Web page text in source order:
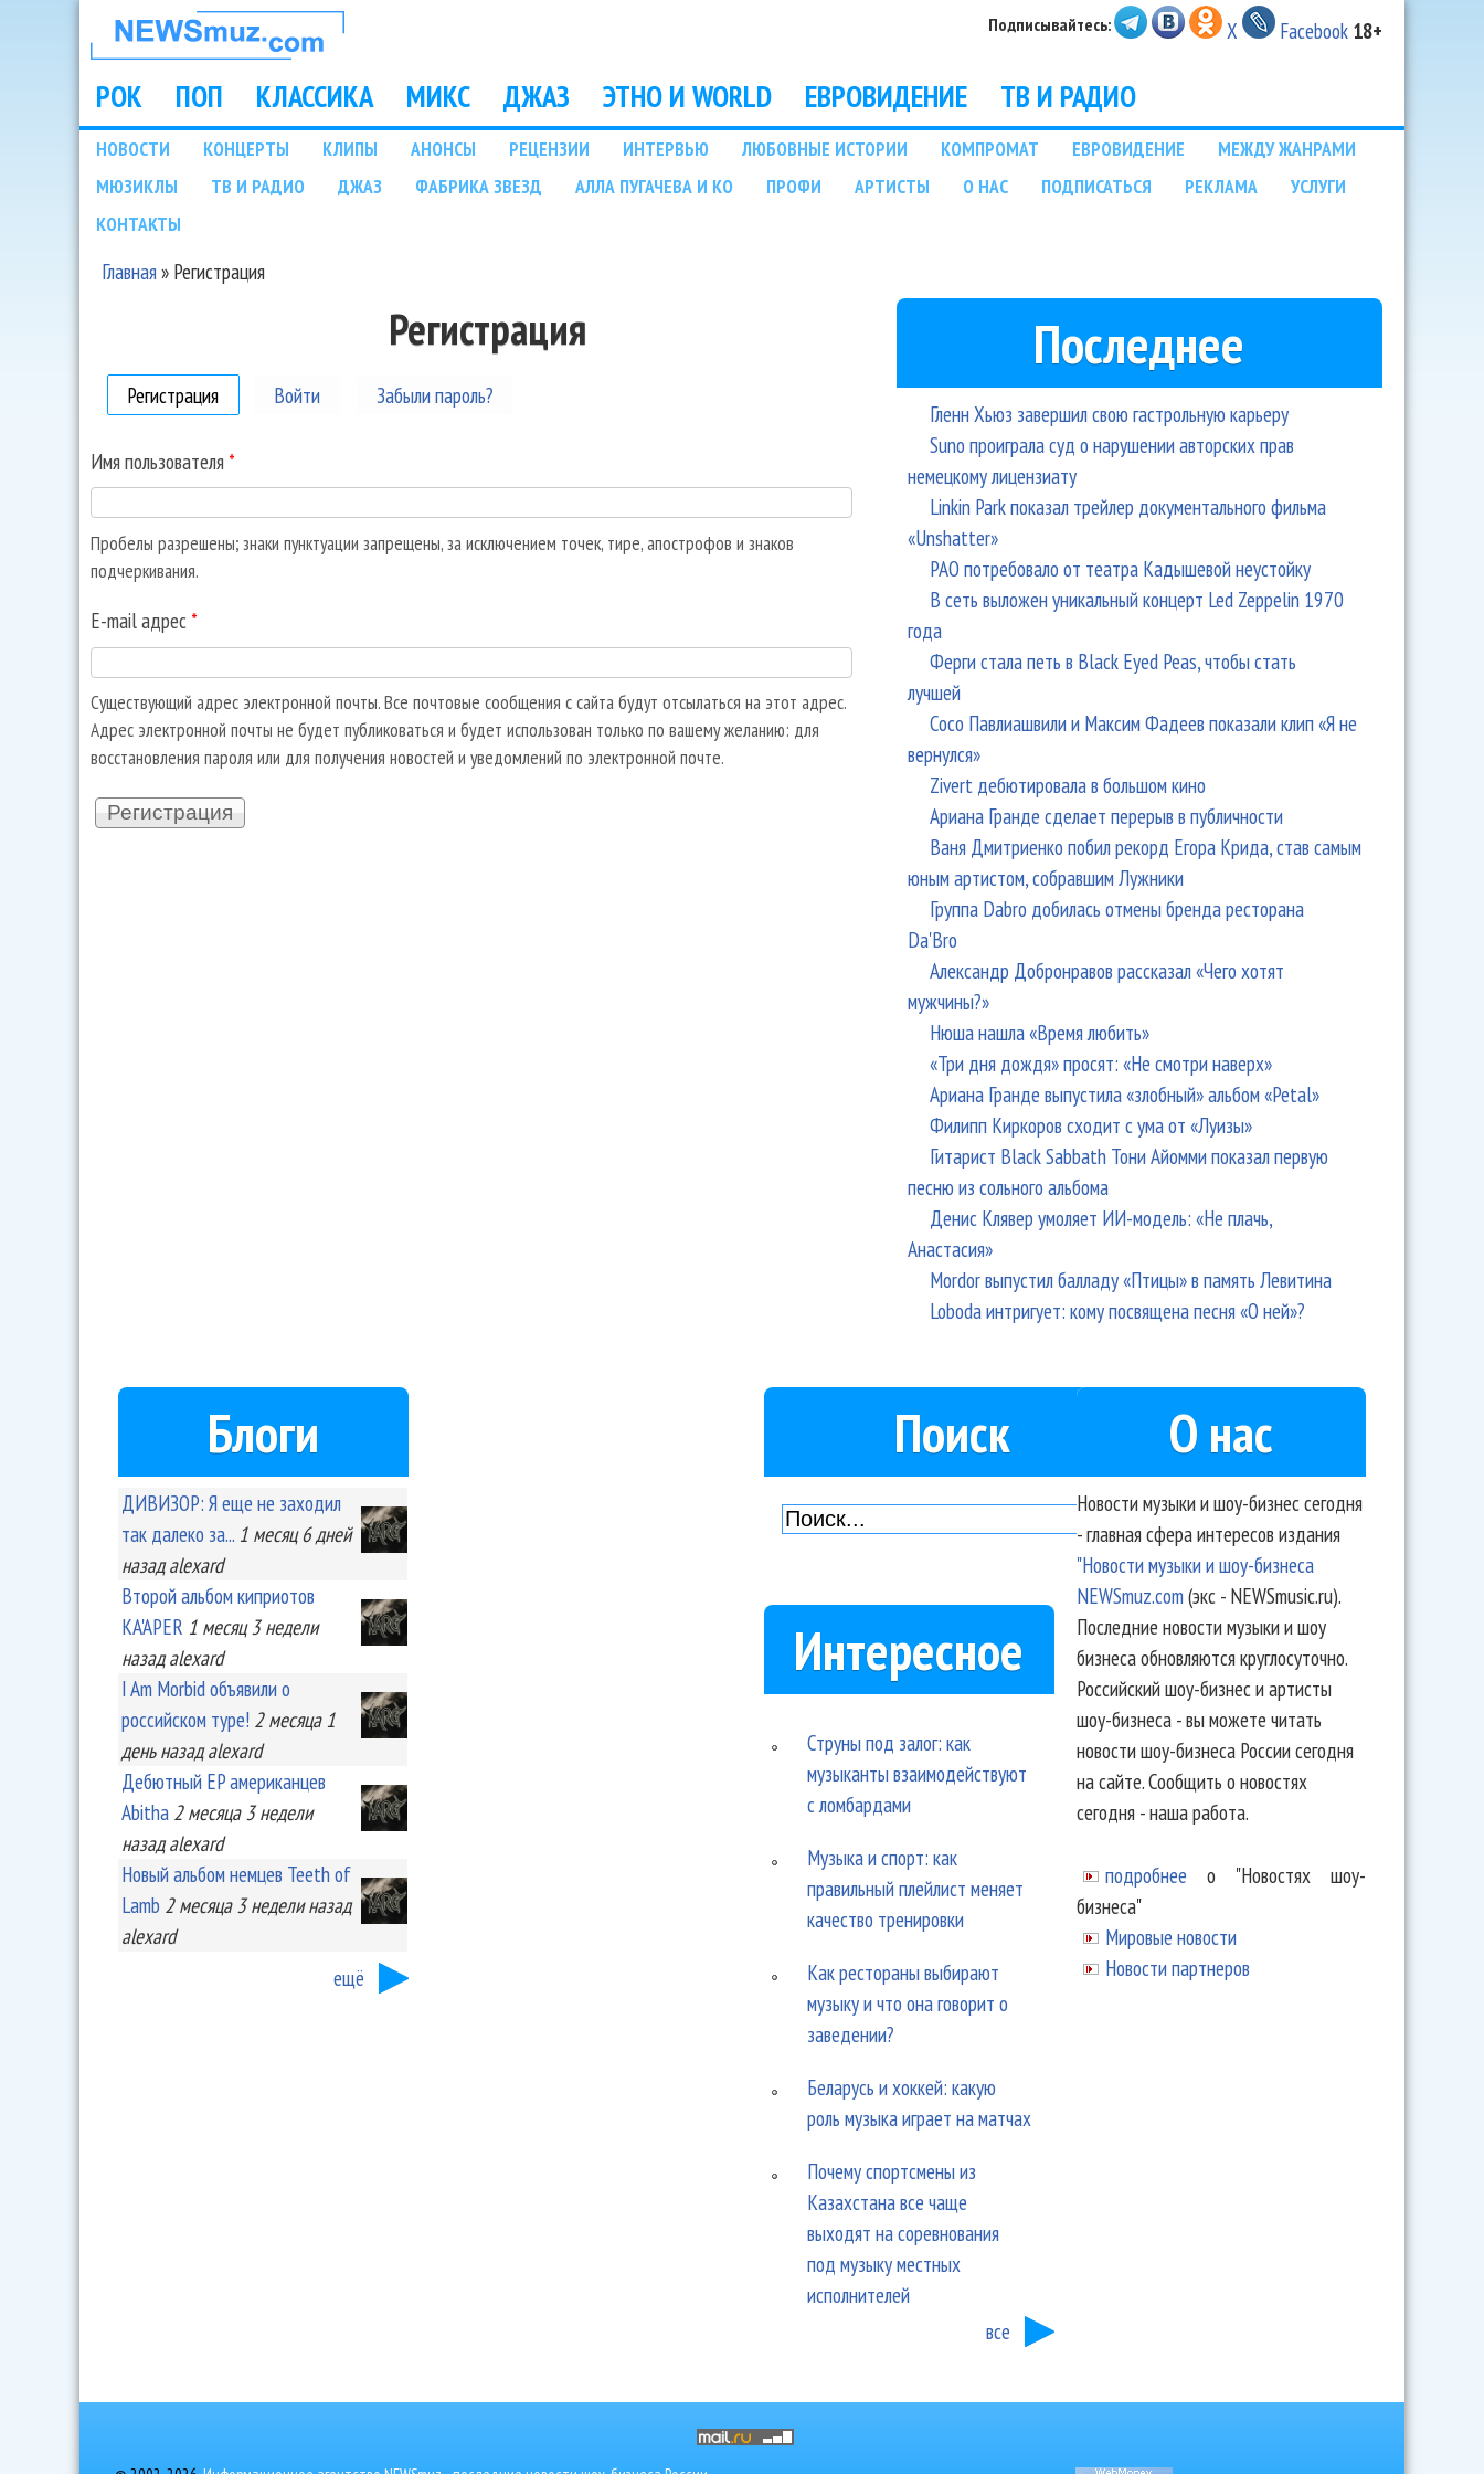
НОВОСТИ
МУЗЫКИ И
ШОУ БИЗНЕСА
NEWSMUZ.COM
Подписывайтесь: X Facebook 18+
Main menu
РОК ПОП КЛАССИКА МИКС ДЖАЗ ЭТНО И WORLD ЕВРОВИДЕНИЕ ТВ И РАДИО
Подразделы
НОВОСТИ КОНЦЕРТЫ КЛИПЫ АНОНСЫ РЕЦЕНЗИИ ИНТЕРВЬЮ ЛЮБОВНЫЕ ИСТОРИИ КОМПРОМАТ ЕВРОВИДЕНИЕ
МЕЖДУ ЖАНРАМИ
МЮЗИКЛЫ
ТВ И РАДИО ДЖАЗ ФАБРИКА ЗВЕЗД АЛЛА ПУГАЧЕВА И КО ПРОФИ АРТИСТЫ О НАС ПОДПИСАТЬСЯ РЕКЛАМА
УСЛУГИ
КОНТАКТЫ
Главная» Регистрация
Регистрация
Регистрация (активная вкладка)
Войти Забыли пароль?
Имя пользователя *
Пробелы разрешены; знаки пунктуации запрещены, за исключением точек, тире, апострофов и знаков
подчеркивания.
E-mail адрес *
Существующий адрес электронной почты. Все почтовые сообщения с сайта будут отсылаться на этот адрес.
Адрес электронной почты не будет публиковаться и будет использован только по вашему желанию: для
восстановления пароля или для получения новостей и уведомлений по электронной почте.
Последнее
Гленн Хьюз завершил свою гастрольную карьеру
Suno проиграла суд о нарушении авторских прав
немецкому лицензиату
Linkin Park показал трейлер документального фильма
«Unshatter»
РАО потребовало от театра Кадышевой неустойку
В сеть выложен уникальный концерт Led Zeppelin 1970
года
Ферги стала петь в Black Eyed Peas, чтобы стать
лучшей
Сосо Павлиашвили и Максим Фадеев показали клип «Я не
вернулся»
Zivert дебютировала в большом кино
Ариана Гранде сделает перерыв в публичности
Ваня Дмитриенко побил рекорд Егора Крида, став самым
юным артистом, собравшим Лужники
Группа Dabro добилась отмены бренда ресторана
Da'Bro
Александр Добронравов рассказал «Чего хотят
мужчины?»
Нюша нашла «Время любить»
«Три дня дождя» просят: «Не смотри наверх»
Ариана Гранде выпустила «злобный» альбом «Petal»
Филипп Киркоров сходит с ума от «Луизы»
Гитарист Black Sabbath Тони Айомми показал первую
песню из сольного альбома
Денис Клявер умоляет ИИ-модель: «Не плачь,
Анастасия»
Mordor выпустил балладу «Птицы» в память Левитина
Loboda интригует: кому посвящена песня «О ней»?
Блоги
ДИВИЗОР: Я еще не заходил
так далеко за... 1 месяц 6 дней
назад alexard
Второй альбом киприотов
KA'APER 1 месяц 3 недели
назад alexard
I Am Morbid объявили о
российском туре! 2 месяца 1
деньназад alexard
Дебютный EP американцев
Abitha 2 месяца 3 недели
назад alexard
Новый альбом немцев Teeth of
Lamb 2 месяца 3 неделиназад
alexard
ещё
Поиск
Интересное
Струны под залог: как
музыканты взаимодействуют
с ломбардами
Музыка и спорт: как
правильный плейлист меняет
качество тренировки
Как рестораны выбирают
музыку и что она говорит о
заведении?
Беларусь и хоккей: какую
роль музыка играет на матчах
Почему спортсмены из
Казахстана все чаще
выходят на соревнования
под музыку местных
исполнителей
все
О нас
Новости музыки и шоу-бизнес сегодня
- главная сфера интересов издания
"Новости музыки и шоу-бизнеса
NEWSmuz.com(экс - NEWSmusic.ru).
Последние новости музыки и шоу
бизнеса обновляются круглосуточно.
Российский шоу-бизнес и артисты
шоу-бизнеса - вы можете читать
новости шоу-бизнеса России сегодня
на сайте. Сообщить о новостях
сегодня - наша работа.
подробнее о "Новостях шоу-
бизнеса"
Мировые новости
Новости партнеров